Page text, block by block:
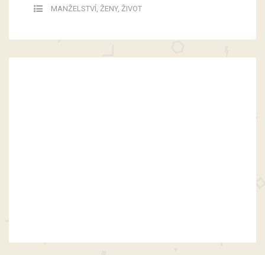
MANŽELSTVÍ, ŽENY, ŽIVOT